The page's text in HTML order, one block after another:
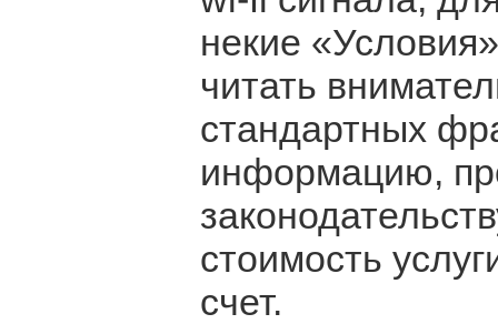
некие
читать
стандартных
информацию,
стоимость
счет.